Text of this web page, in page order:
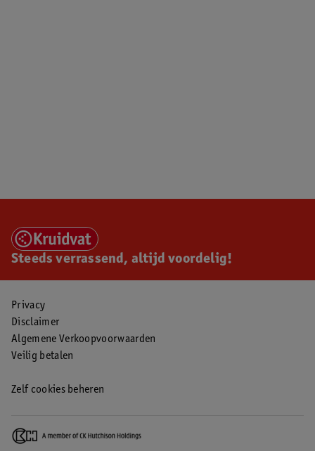
Steeds verrassend, altijd voordelig!
Privacy
Disclaimer
Algemene Verkoopvoorwaarden
Veilig betalen
Zelf cookies beheren